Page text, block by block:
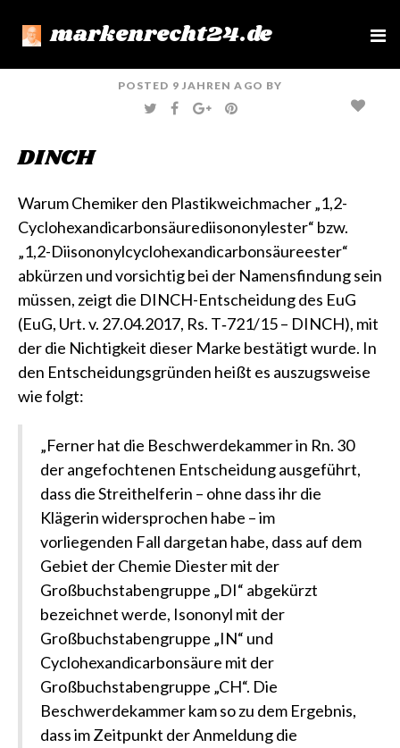
markenrecht24.de
e
POSTED 9 JAHREN AGO BY
T
W
F
A
G
O
P
I
DINCH
Warum Chemiker den Plastikweichmacher „1,2-
Cyclohexandicarbonsäurediisononylester“ bzw.
„1,2-Diisononylcyclohexandicarbonsäureester“
abkürzen und vorsichtig bei der Namensfindung sein
müssen, zeigt die DINCH-Entscheidung des EuG
(EuG, Urt. v. 27.04.2017, Rs. T‑721/15 – DINCH), mit
der die Nichtigkeit dieser Marke bestätigt wurde. In
den Entscheidungsgründen heißt es auszugsweise
wie folgt:
„Ferner hat die Beschwerdekammer in Rn. 30
der angefochtenen Entscheidung ausgeführt,
dass die Streithelferin – ohne dass ihr die
Klägerin widersprochen habe – im
vorliegenden Fall dargetan habe, dass auf dem
Gebiet der Chemie Diester mit der
Großbuchstabengruppe „DI“ abgekürzt
bezeichnet werde, Isononyl mit der
Großbuchstabengruppe „IN“ und
Cyclohexandicarbonsäure mit der
Großbuchstabengruppe „CH“. Die
Beschwerdekammer kam so zu dem Ergebnis,
dass im Zeitpunkt der Anmeldung die